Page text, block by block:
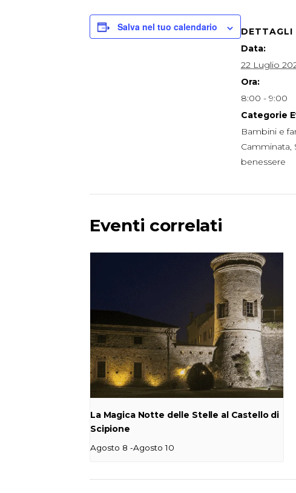
Salva nel tuo calendario
DETTAGLI
Data:
22 Luglio
Ora:
8:00 - 9:00
Categorie
Bambini e
Camminata,
benessere
Eventi correlati
La Magica Notte delle Stelle al Castello di
Scipione
Agosto 8 -Agosto 10